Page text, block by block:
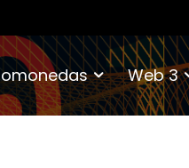
Web 3